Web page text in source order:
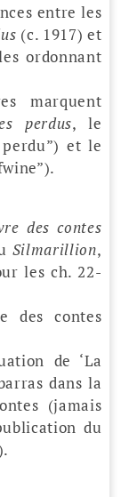
entre les
(c. 1917) et
ordonnant
marquent
perdus, le
et le
des contes
Silmarillion,
les ch. 22-
des contes
de ‘La
dans la
(jamais
du